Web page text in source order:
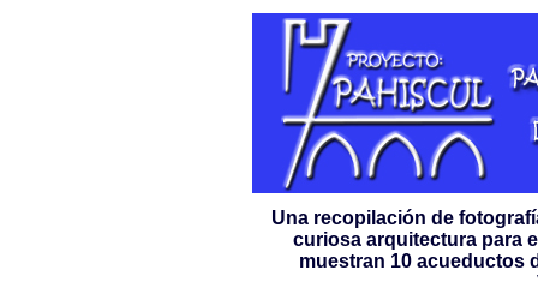
Una recopilación de
curiosa arquitectura para
muestran 10 acueductos